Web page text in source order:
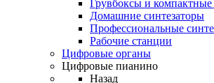
Грувбоксы и компактные
Домашние синтезаторы
Профессиональные
Рабочие станции
Цифровые органы
Цифровые пианино
Назад